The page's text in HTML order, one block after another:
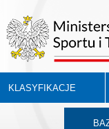
KLASYFIKACJE